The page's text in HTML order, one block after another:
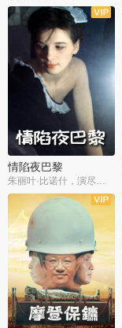
情陷夜巴黎
朱丽叶·比诺什，演尽失爱之痛